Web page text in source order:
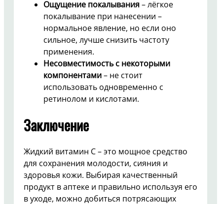
Ощущение покалывания– лёгкое
покалывание при нанесении –
нормальное явление, но если оно
сильное, лучше снизить частоту
применения.
Несовместимость с некоторыми
компонентами– не стоит
использовать одновременно с
ретинолом и кислотами.
Заключение
Жидкий витамин C – это мощное средство
для сохранения молодости, сияния и
здоровья кожи. Выбирая качественный
продукт в аптеке и правильно используя его
в уходе, можно добиться потрясающих